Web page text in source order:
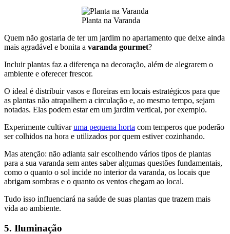
Planta na Varanda
Quem não gostaria de ter um jardim no apartamento que deixe ainda
mais agradável e bonita a varanda gourmet?
Incluir plantas faz a diferença na decoração, além de alegrarem o
ambiente e oferecer frescor.
O ideal é distribuir vasos e floreiras em locais estratégicos para que
as plantas não atrapalhem a circulação e, ao mesmo tempo, sejam
notadas. Elas podem estar em um jardim vertical, por exemplo.
Experimente cultivaruma pequena horta com temperos que poderão
ser colhidos na hora e utilizados por quem estiver cozinhando.
Mas atenção: não adianta sair escolhendo vários tipos de plantas
para a sua varanda sem antes saber algumas questões fundamentais,
como o quanto o sol incide no interior da varanda, os locais que
abrigam sombras e o quanto os ventos chegam ao local.
Tudo isso influenciará na saúde de suas plantas que trazem mais
vida ao ambiente.
5. Iluminação